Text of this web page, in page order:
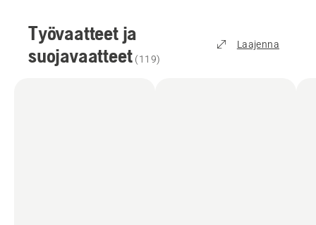
Työvaatteet ja
suojavaatteet (119)
Laajenna